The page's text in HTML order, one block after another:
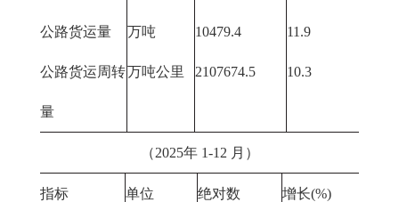
公路货运量 万吨 10479.4 11.9
公路货运周转
量
万吨公里 2107674.5 10.3
（2025年 1-12 月）
指标 单位 绝对数 增长(%)